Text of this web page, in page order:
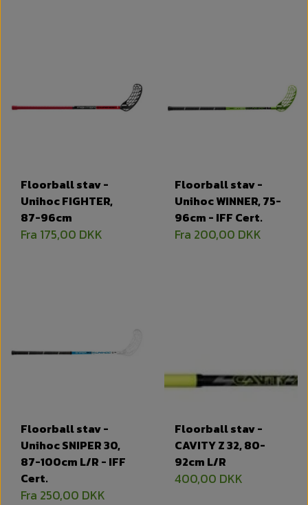
Floorball stav -
Unihoc FIGHTER,
87-96cm
Fra 175,00 DKK
Floorball stav -
Unihoc WINNER, 75-
96cm - IFF Cert.
Fra 200,00 DKK
Floorball stav -
Unihoc SNIPER 30,
87-100cm L/R - IFF
Cert.
Fra 250,00 DKK
Floorball stav -
CAVITY Z 32, 80-
92cm L/R
400,00 DKK